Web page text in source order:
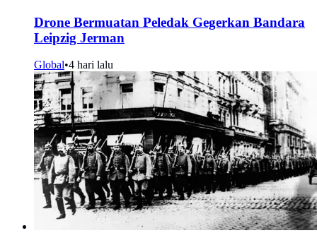
Drone Bermuatan Peledak Gegerkan Bandara
Leipzig Jerman
Global•4 hari lalu